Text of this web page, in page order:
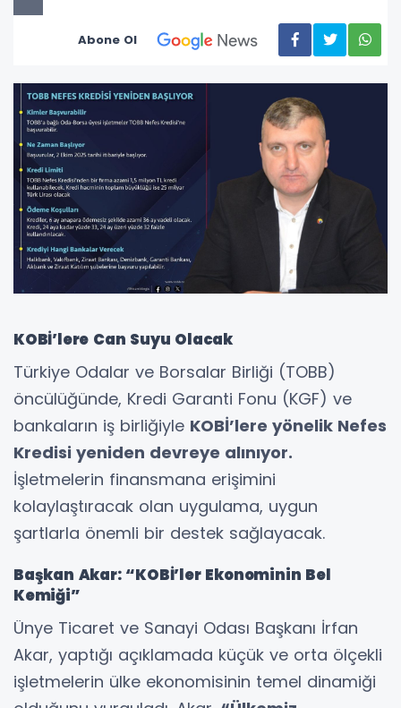
Abone Ol
KOBİ’lere Can Suyu Olacak
Türkiye Odalar ve Borsalar Birliği (TOBB)
öncülüğünde, Kredi Garanti Fonu (KGF) ve
bankaların iş birliğiyle KOBİ’lere yönelik Nefes
Kredisi yeniden devreye alınıyor.
İşletmelerin finansmana erişimini
kolaylaştıracak olan uygulama, uygun
şartlarla önemli bir destek sağlayacak.
Başkan Akar: “KOBİ’ler Ekonominin Bel
Kemiği”
Ünye Ticaret ve Sanayi Odası Başkanı İrfan
Akar, yaptığı açıklamada küçük ve orta ölçekli
işletmelerin ülke ekonomisinin temel dinamiği